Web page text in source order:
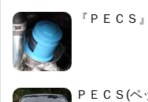
『ＰＥＣＳ
ＰＥＣＳ(ペ